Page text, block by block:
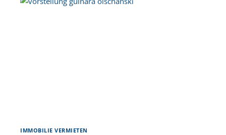
GESUCHT!
IMMOBILIE VERMIETEN